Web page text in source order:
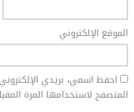
الموقع الإلكتروني
احفظ اسمي، بريدي
المتصفح لاستخدامها المرة